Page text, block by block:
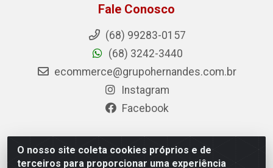
O nosso site coleta cookies próprios e de
terceiros para proporcionar uma experiência
Fale Conosco
(68) 99283-0157
(68) 3242-3440
ecommerce@grupohernandes.com.br
Instagram
Facebook
Hernandes - Atacado e Distribuições - Rodovia